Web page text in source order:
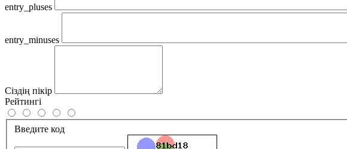
entry_pluses
entry_minuses
Сіздің пікір
Рейтингі
Введите код